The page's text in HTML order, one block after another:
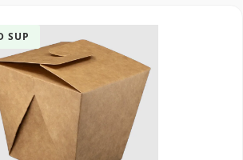
SUP